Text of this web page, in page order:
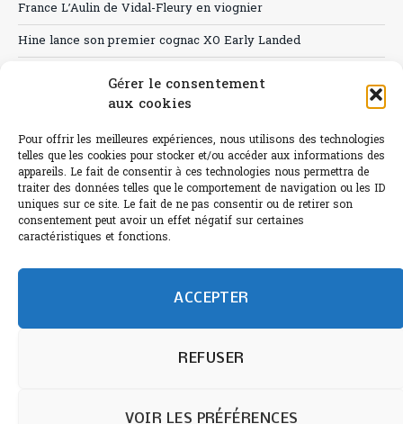
Gérer le consentement
aux cookies
Pour offrir les meilleures expériences, nous utilisons des technologies
telles que les cookies pour stocker et/ou accéder aux informations des
appareils. Le fait de consentir à ces technologies nous permettra de
traiter des données telles que le comportement de navigation ou les ID
uniques sur ce site. Le fait de ne pas consentir ou de retirer son
consentement peut avoir un effet négatif sur certaines
caractéristiques et fonctions.
ACCEPTER
REFUSER
VOIR LES PRÉFÉRENCES
France L’Aulin de Vidal-Fleury en viognier
Hine lance son premier cognac XO Early Landed
Sélection de rosés 2026
L'abus d'alcool est dangereux pour la santé.
©paris-bistro 2026 Paris-bistro.com est une publication 100%
mail: contact@paris-bistro.com